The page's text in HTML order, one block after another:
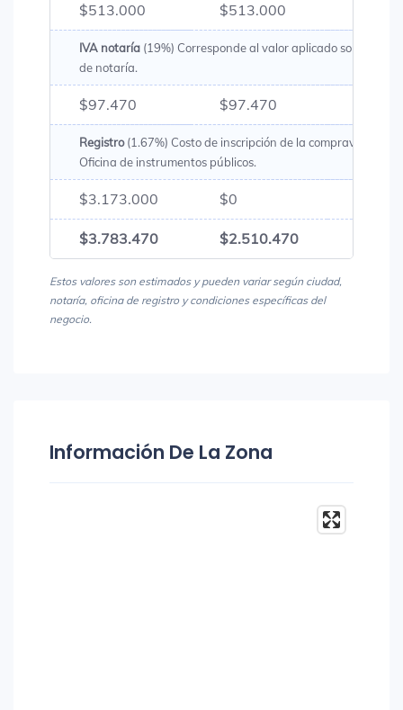
$513.000 $513.000
IVA notaría (19%) Corresponde al valor aplicado sobre los
de notaría.
$97.470 $97.470
Registro(1.67%) Costo de inscripción de la compraventa en
Oficina de instrumentos públicos.
$3.173.000 $0
$3.783.470 $2.510.470
Estos valores son estimados y pueden variar según ciudad,
notaría, oficina de registro y condiciones específicas del
negocio.
Información De La Zona